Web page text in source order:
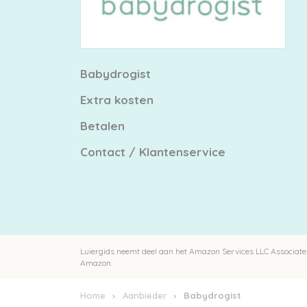
Babydrogist
Extra kosten
Betalen
Contact / Klantenservice
Luiergids neemt deel aan het Amazon Services LLC
Amazon.
Home Aanbieder Babydrogist